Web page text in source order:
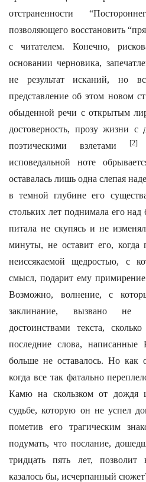
отстраненности
позволяющего восстановить
с читателем. Конечно,
основании черновика,
не результат исканий, но
представление об этом новом
обыденной речи с открытым
достоверность, прозу жизни
поэтическими взлетами
[2].
исповедальной ноте
оставалась лишь одна слепая
в темной глубине его
стольких лет поднимала его
питала не скупясь и не
минуты, не оставит его,
неиссякаемой щедростью, с
смысл, подарит ему
Возможно, волнение, с
заклинание, вызвано не
достоинствами текста,
последние слова,
больше не оставалось. Но как
когда все так фатально
Камю на скользком от дождя
судьбе, которую он не успел
пометив его трагическим
подумать, что послание,
тридцать пять лет, позволит
казалось бы, исчерпанный